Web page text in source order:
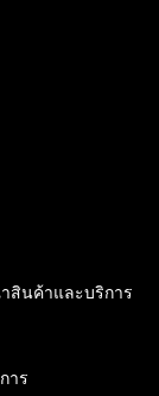
สินค้าและบริการ
าร